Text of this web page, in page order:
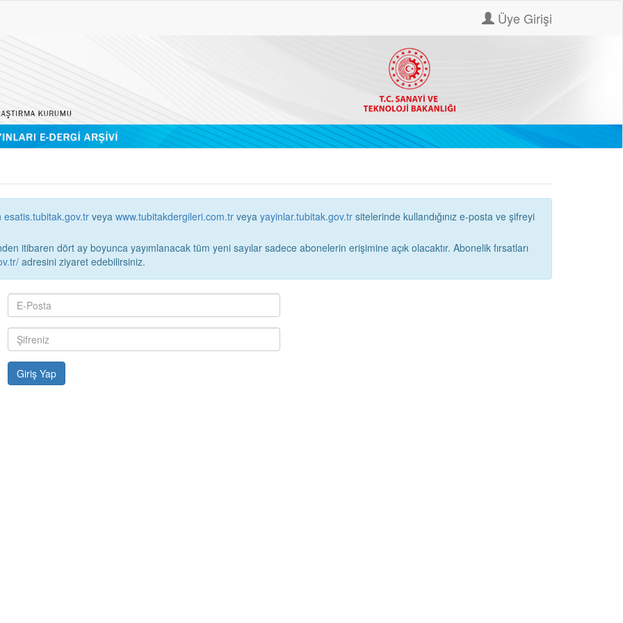
Üye Girişi
esatis.tubitak.gov.tr veya www.tubitakdergileri.com.tr veya yayinlar.tubitak.gov.tr
itibaren dört ay boyunca yayımlanacak tüm yeni sayılar sadece abonelerin erişimine açık olacaktır. Abonelik fırsatları
adresini ziyaret edebilirsiniz.